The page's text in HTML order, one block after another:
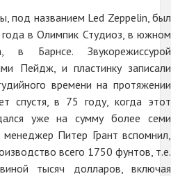
под названием Led Zeppelin, был
года в Олимпик Студиоз, в южном
в Барнсе. Звукорежиссурой
Пейдж, и пластинку записали
времени на протяжении
спустя, в 75 году, когда этот
уже на сумму более семи
Питер Грант вспомнил,
всего 1750 фунтов, т.е.
тысяч долларов, включая